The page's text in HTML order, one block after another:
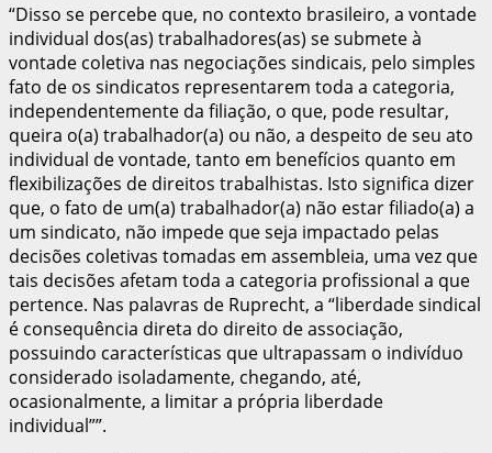
“Disso se percebe que, no contexto brasileiro, a vontade
individual dos(as) trabalhadores(as) se submete à
vontade coletiva nas negociações sindicais, pelo simples
fato de os sindicatos representarem toda a categoria,
independentemente da filiação, o que, pode resultar,
queira o(a) trabalhador(a) ou não, a despeito de seu ato
individual de vontade, tanto em benefícios quanto em
flexibilizações de direitos trabalhistas. Isto significa dizer
que, o fato de um(a) trabalhador(a) não estar filiado(a) a
um sindicato, não impede que seja impactado pelas
decisões coletivas tomadas em assembleia, uma vez que
tais decisões afetam toda a categoria profissional a que
pertence. Nas palavras de Ruprecht, a “liberdade sindical
é consequência direta do direito de associação,
possuindo características que ultrapassam o indivíduo
considerado isoladamente, chegando, até,
ocasionalmente, a limitar a própria liberdade
individual””.